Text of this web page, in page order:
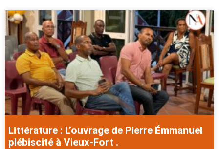
Littérature : L’ouvrage de Pierre Émmanuel
plébiscité à Vieux-Fort .